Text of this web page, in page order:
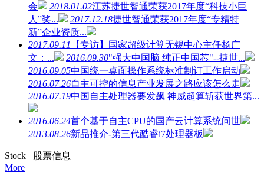
会
2018.01.02江苏捷世智通荣获2017年度“科技小巨
人”奖...
2017.12.18捷世智通荣获2017年度“专精特
新”企业资质...
2017.09.11
【专访】国家超级计算无锡中心主任杨广
文：...
2016.09.30"强大中国脑 纯正中国芯"--捷世...
2016.09.05中国统一桌面操作系统标准制订工作启动
2016.07.26自主可控的信息产业发展之路应该怎么走
2016.07.19中国自主处理器要发飙 神威超算斩获世界第...
2016.06.24首个基于自主CPU的国产云计算系统问世
2013.08.26新品推介-第三代酷睿i7处理器板
Stock 股票信息
More